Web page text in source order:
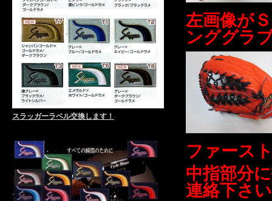
スラッガーラベル交換します！
左画像が
ンググラ
ファース
中指部分
連絡下さ